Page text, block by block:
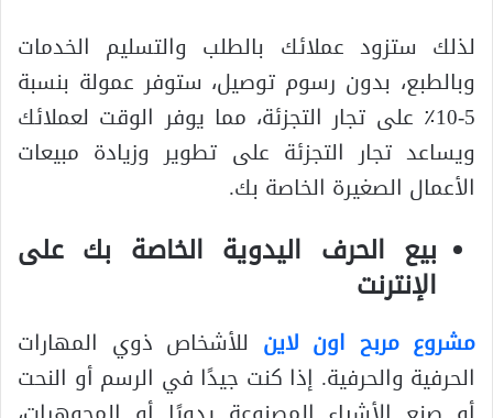
لذلك ستزود عملائك بالطلب والتسليم الخدمات
وبالطبع، بدون رسوم توصيل، ستوفر عمولة بنسبة
5-10٪ على تجار التجزئة، مما يوفر الوقت لعملائك
ويساعد تجار التجزئة على تطوير وزيادة مبيعات
الأعمال الصغيرة الخاصة بك.
بيع الحرف اليدوية الخاصة بك على
الإنترنت
مشروع مربح اون لاين للأشخاص ذوي المهارات
الحرفية والحرفية. إذا كنت جيدًا في الرسم أو النحت